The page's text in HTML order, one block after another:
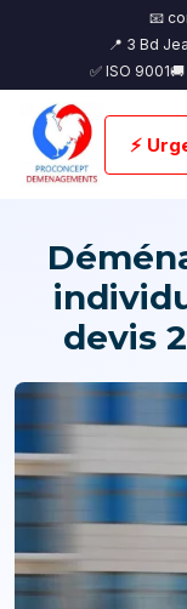
📧
📍 3 Bd
✅ ISO 9001
⚡
devis